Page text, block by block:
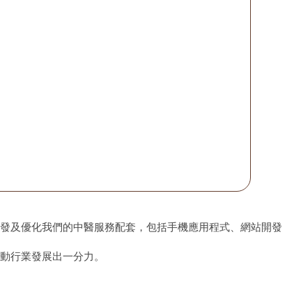
及優化我們的中醫服務配套，包括手機應用程式、網站開發
行業發展出一分力。